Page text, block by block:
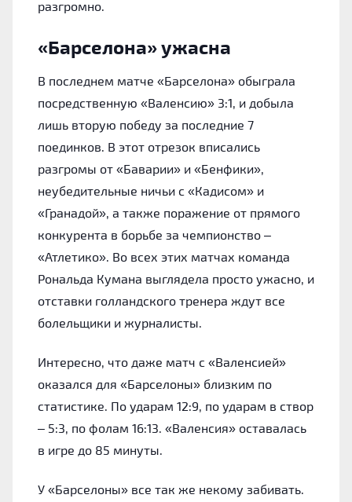
разгромно.
«Барселона» ужасна
В последнем матче «Барселона» обыграла
посредственную «Валенсию» 3:1, и добыла
лишь вторую победу за последние 7
поединков. В этот отрезок вписались
разгромы от «Баварии» и «Бенфики»,
неубедительные ничьи с «Кадисом» и
«Гранадой», а также поражение от прямого
конкурента в борьбе за чемпионство –
«Атлетико». Во всех этих матчах команда
Рональда Кумана выглядела просто ужасно, и
отставки голландского тренера ждут все
болельщики и журналисты.
Интересно, что даже матч с «Валенсией»
оказался для «Барселоны» близким по
статистике. По ударам 12:9, по ударам в створ
– 5:3, по фолам 16:13. «Валенсия» оставалась
в игре до 85 минуты.
У «Барселоны» все так же некому забивать.